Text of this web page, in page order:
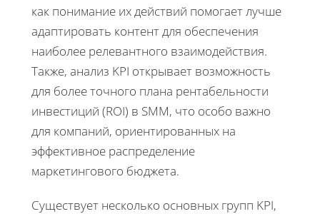
как понимание их действий помогает лучше
адаптировать контент для обеспечения
наиболее релевантного взаимодействия.
Также, анализ KPI открывает возможность
для более точного плана рентабельности
инвестиций (ROI) в SMM, что особо важно
для компаний, ориентированных на
эффективное распределение
маркетингового бюджета.
Существует несколько основных групп KPI,